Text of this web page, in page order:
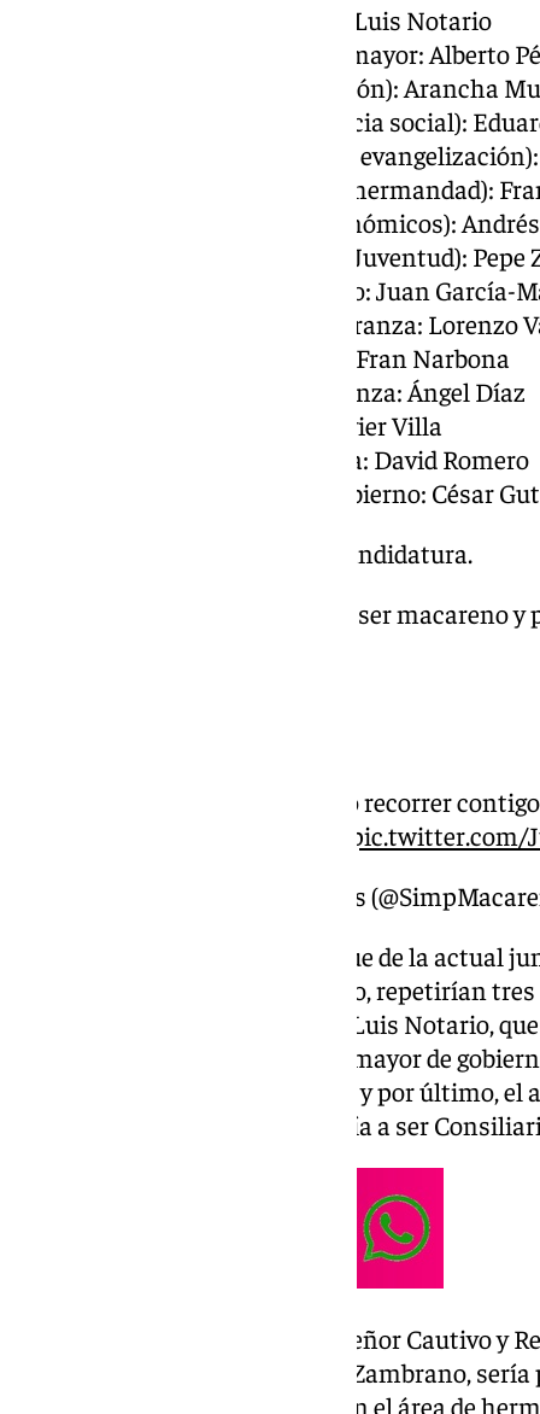
Hermano mayor: José Luis Notario
Teniente de hermano mayor: Alberto
Consiliaria 1ª (Formación): Arancha
Consiliario 2º (Asistencia social):
Consiliario 3º (Cultos y
Consiliario 4º (Vida de hermandad):
Fiscal 1º (Asuntos Económicos):
Fiscal 2º (Hermanos y Juventud):
Mayordomo del Rosario: Juan García-
Mayordomo de la Esperanza: Lorenzo
Secretario del Rosario: Fran Narbona
Secretario de la Esperanza: Ángel Díaz
Prioste del Rosario: Javier Villa
Prioste de la Esperanza: David Romero
Diputado Mayor de Gobierno: César
Herman@s, presento mi candidatura.
Reivindicar la alegría de ser macareno
Ese es el camino que quiero recorrer
pic.twitter.com/
— Simplemente Macarenos
En este sentido, cabe reseñar que de la actual
José Antonio Fernández Cabrero, repetirían
lugar el actual consiliario, José Luis Notario,
En segundo, el actual diputado mayor de
ser teniente de hermano mayor y por último, el
Esperanza, Fran Castilla, pasaría a ser
Además, el actual capataz del Señor Cautivo y
hermano de la Macarena, Pepe Zambrano,
ocupando el cargo de Fiscal 2ª en el área de